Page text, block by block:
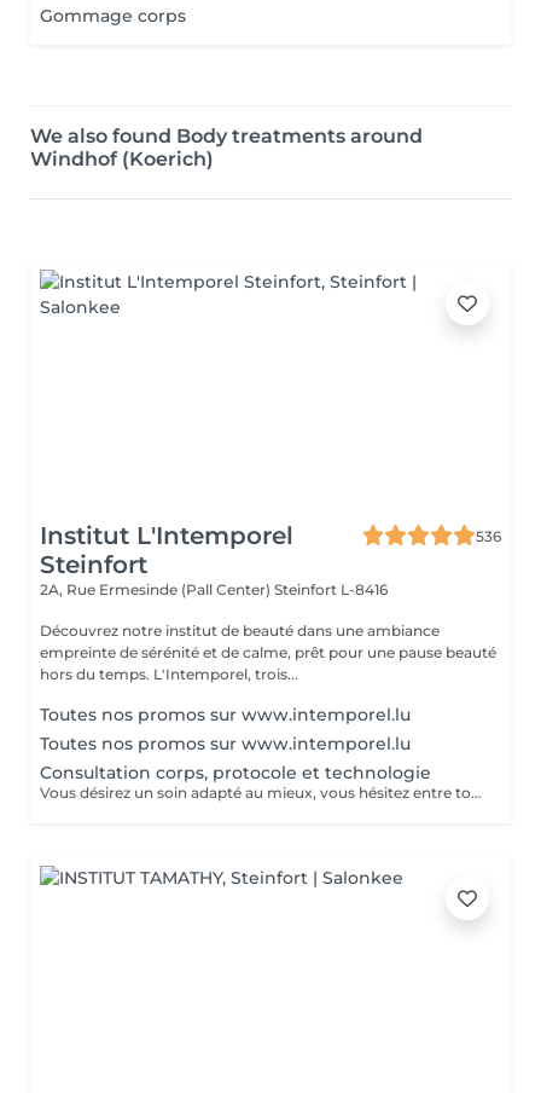
Gommage corps
We also found Body treatments around
Windhof (Koerich)
Institut L'Intemporel
Steinfort
536
2A, Rue Ermesinde (Pall Center) Steinfort L-8416
Découvrez notre institut de beauté dans une ambiance
empreinte de sérénité et de calme, prêt pour une pause beauté
hors du temps. L'Intemporel, trois...
Toutes nos promos sur www.intemporel.lu
Toutes nos promos sur www.intemporel.lu
Consultation corps, protocole et technologie
Vous désirez un soin adapté au mieux, vous hésitez entre toutes nos techniques, machines et protocoles divers. Nous avons donc mis en place ce moment privilégié avec une esthéticienne, qui vous écoutera et répondra à vos attentes en vous conseillant au mieux. Les 25€ de la consultation vous seront déduits de votre soin si vous prenez rdv .